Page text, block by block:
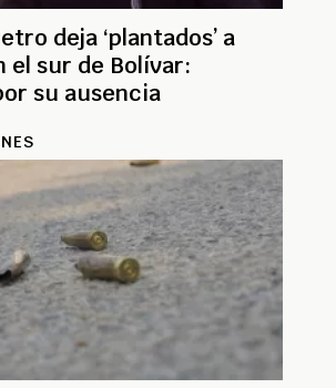
deja ‘plantados’ a
el sur de Bolívar:
su ausencia